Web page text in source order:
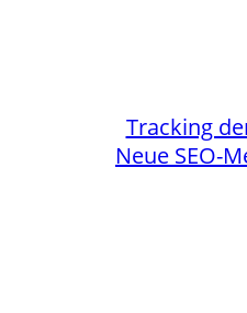
Tracking
Neue SEO-